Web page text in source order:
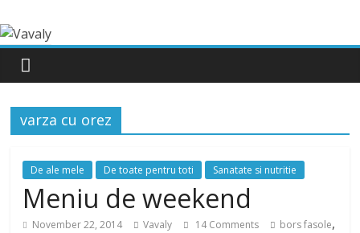
varza cu orez
De ale mele De toate pentru toti Sanatate si nutritie
Meniu de weekend
November 22, 2014 Vavaly 14 Comments bors fasole,